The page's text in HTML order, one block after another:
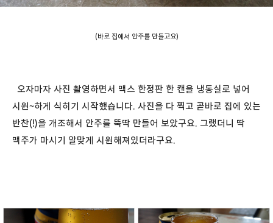
(바로 집에서 안주를 만들고요)
오자마자 사진 촬영하면서 맥스 한정판 한 캔을 냉동실로 넣어
시원~하게 식히기 시작했습니다. 사진을 다 찍고 곧바로 집에 있는
반찬(!)을 개조해서 안주를 뚝딱 만들어 보았구요. 그랬더니 딱
맥주가 마시기 알맞게 시원해져있더라구요.